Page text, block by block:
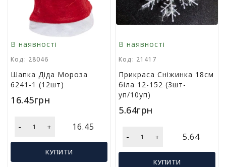
В наявності
Код: 28046
Шапка Діда Мороза
6241-1 (12шт)
16.45грн
- + 16.45
КУПИТИ
В наявності
Код: 21417
Прикраса Сніжинка 18см
біла 12-152 (3шт-
уп/10уп)
5.64грн
- + 5.64
КУПИТИ